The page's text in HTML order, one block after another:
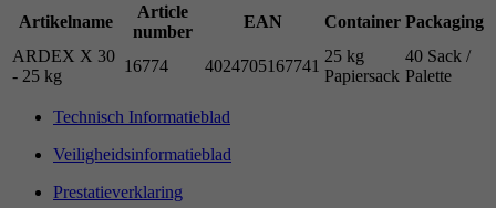
Artikelname
Article
number
EAN Container Packaging
ARDEX X 30
- 25 kg
16774 4024705167741
25 kg
Papiersack
40 Sack /
Palette
Technisch Informatieblad
Veiligheidsinformatieblad
Prestatieverklaring